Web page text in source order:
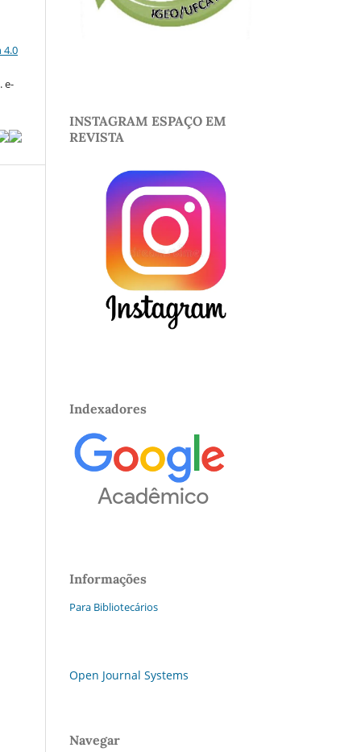
4.0
e-
INSTAGRAM ESPAÇO EM
REVISTA
Indexadores
Informações
Para Bibliotecários
Open Journal Systems
Navegar